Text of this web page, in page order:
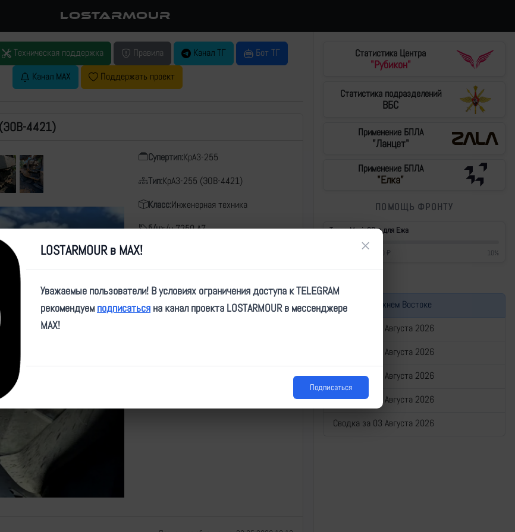
LOSTARMOUR
Техническая поддержка Правила Канал ТГ
Бот ТГ
Канал MAX
Поддержать проект
4421)
Супертип:КрАЗ-255
Тип:КрАЗ-255 (ЭОВ-4421)
Класс:Инженерная техника
б/н:г/н 7250 А7
Место:
Богодухов, Харьковская область
Статистика Центра
"Рубикон"
Статистика подразделений
ВБС
Применение БПЛА
"Ланцет"
Применение БПЛА
"Елка"
ПОМОЩЬ ФРОНТУ
Тушки Mavic3Pro для Ежа
430 000 ₽ 10%
Война на Ближнем Востоке
Сводка за 07 Августа 2026
Сводка за 06 Августа 2026
Сводка за 05 Августа 2026
Сводка за 04 Августа 2026
Сводка за 03 Августа 2026
LOSTARMOUR в MAX! ×
Уважаемые пользователи! В условиях ограничения доступа к TELEGRAM
рекомендуем подписаться на канал проекта LOSTARMOUR в мессенджере
MAX!
Подписаться